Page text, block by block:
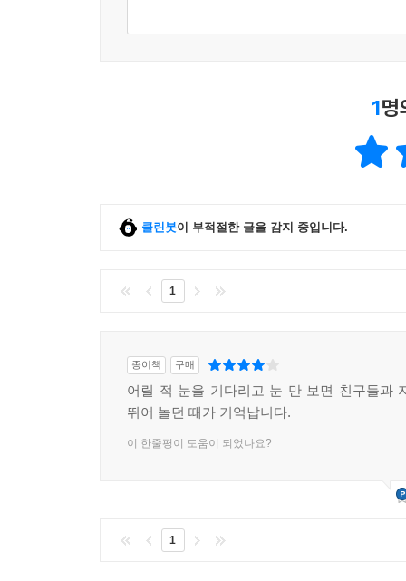
1명
클린봇이 부적절한 글을 감지 중입니다.
1
종이책 구매
어릴 적 눈을 기다리고 눈 만 보면 친구들과
뛰어 놀던 때가 기억납니다.
이 한줄평이 도움이 되었나요?
1